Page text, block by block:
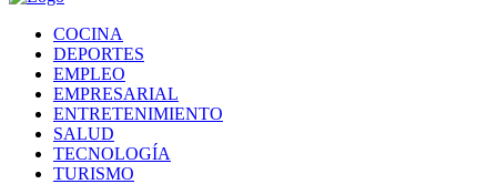
COCINA
DEPORTES
EMPLEO
EMPRESARIAL
ENTRETENIMIENTO
SALUD
TECNOLOGÍA
TURISMO